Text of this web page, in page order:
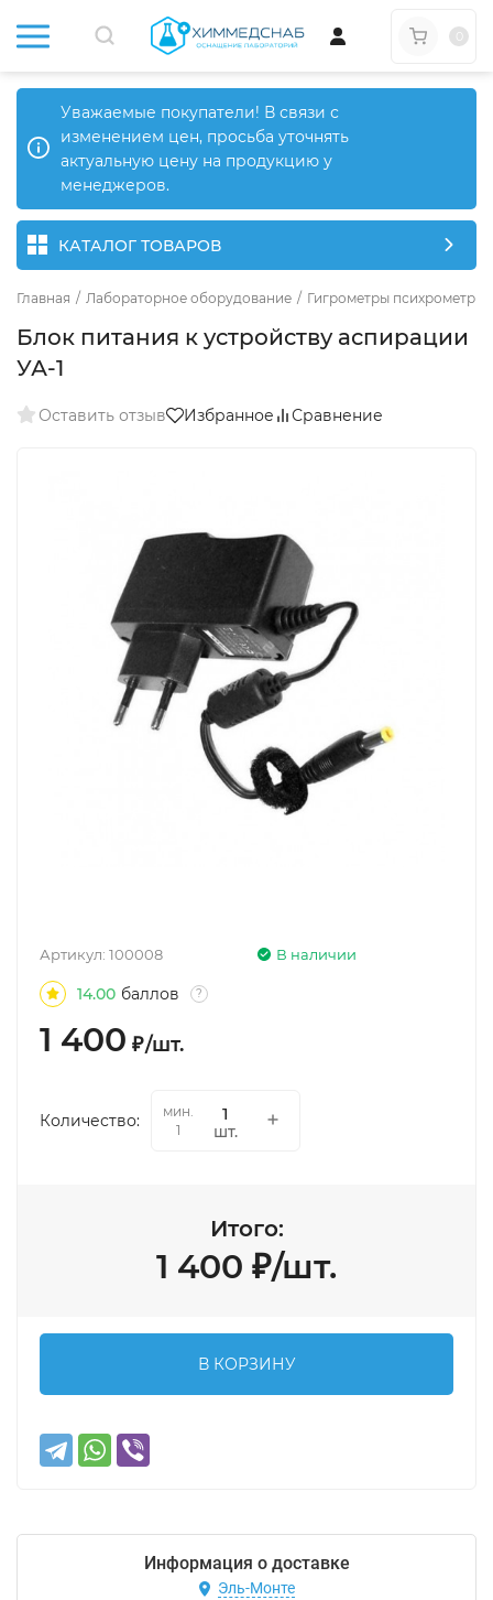
Уважаемые покупатели! В связи с
изменением цен, просьба уточнять
актуальную цену на продукцию у
менеджеров.
КАТАЛОГ ТОВАРОВ
Главная / Лабораторное оборудование / Гигрометры
Блок питания к устройству аспирации
УА-1
Оставить отзыв Избранное Сравнение
В наличии
Артикул: 100008
14.00 баллов ?
1 400 ₽/шт.
Количество:
мин.
1
шт.
Итого:
1 400 ₽/шт.
В КОРЗИНУ
Информация о доставке
Эль-Монте